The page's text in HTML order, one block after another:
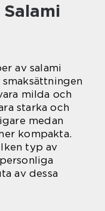
av salami
milda och
starka och
medan
kompakta.
typ av
av dessa